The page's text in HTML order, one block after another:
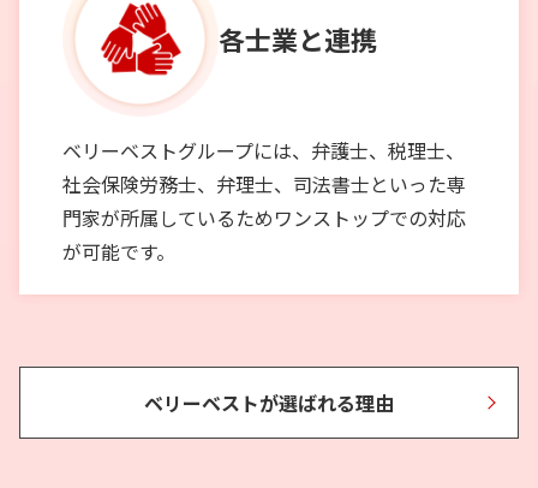
各士業と連携
ベリーベストグループには、弁護士、税理士、
社会保険労務士、弁理士、司法書士といった専
門家が所属しているためワンストップでの対応
が可能です。
ベリーベストが選ばれる理由